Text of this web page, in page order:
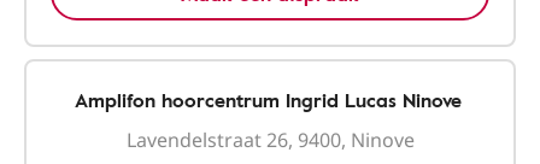
Amplifon hoorcentrum Ingrid Lucas Ninove
Lavendelstraat 26, 9400, Ninove